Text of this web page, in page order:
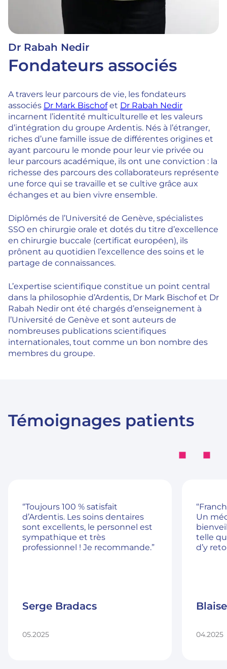
Dr Rabah Nedir
Fondateurs associés
A travers leur parcours de vie, les fondateurs
associés Dr Mark Bischofet Dr Rabah Nedir
incarnent l’identité multiculturelle et les valeurs
d’intégration du groupe Ardentis. Nés à l’étranger,
riches d’une famille issue de différentes origines et
ayant parcouru le monde pour leur vie privée ou
leur parcours académique, ils ont une conviction : la
richesse des parcours des collaborateurs représente
une force qui se travaille et se cultive grâce aux
échanges et au bien vivre ensemble.
Diplômés de l’Université de Genève, spécialistes
SSO en chirurgie orale et dotés du titre d’excellence
en chirurgie buccale (certificat européen), ils
prônent au quotidien l’excellence des soins et le
partage de connaissances.
L’expertise scientifique constitue un point central
dans la philosophie d’Ardentis, Dr Mark Bischof et Dr
Rabah Nedir ont été chargés d’enseignement à
l’Université de Genève et sont auteurs de
nombreuses publications scientifiques
internationales, tout comme un bon nombre des
membres du groupe.
Témoignages patients
“Toujours 100 % satisfait
d’Ardentis. Les soins dentaires
sont excellents, le personnel est
sympathique et très
professionnel ! Je recommande.”
Serge Bradacs
05.2025
Un
telle
d’y
04.2025